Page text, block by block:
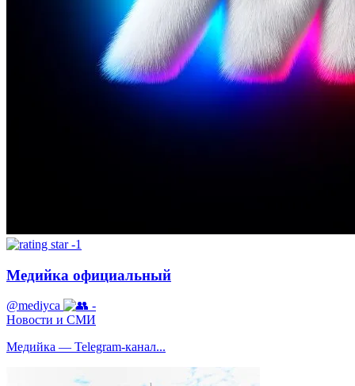
-1
Медийка официальный
@mediyca
-
Новости и СМИ
Медийка — Telegram‑канал...